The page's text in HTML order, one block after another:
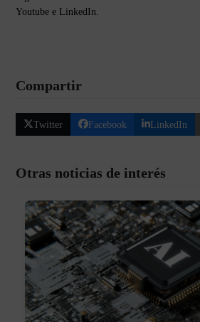
Youtube e LinkedIn.
Compartir
Twitter Facebook LinkedIn
Otras noticias de interés